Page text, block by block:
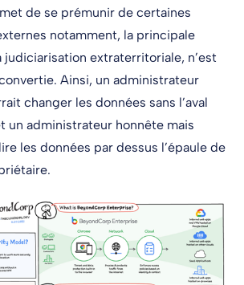
de se prémunir de certaines
notamment, la principale
judiciarisation extraterritoriale, n’est
Ainsi, un administrateur
changer les données sans l’aval
un administrateur honnête mais
les données par dessus l’épaule de